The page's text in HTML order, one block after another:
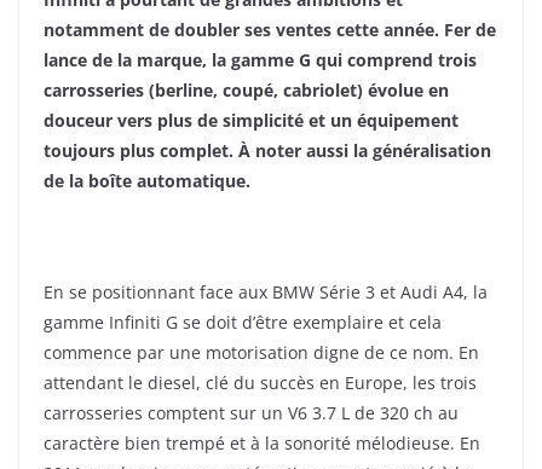
notamment de doubler ses ventes cette année. Fer de
lance de la marque, la gamme G qui comprend trois
carrosseries (berline, coupé, cabriolet) évolue en
douceur vers plus de simplicité et un équipement
toujours plus complet. À noter aussi la généralisation
de la boîte automatique.
En se positionnant face aux BMW Série 3 et Audi A4, la
gamme Infiniti G se doit d’être exemplaire et cela
commence par une motorisation digne de ce nom. En
attendant le diesel, clé du succès en Europe, les trois
carrosseries comptent sur un V6 3.7 L de 320 ch au
caractère bien trempé et à la sonorité mélodieuse. En